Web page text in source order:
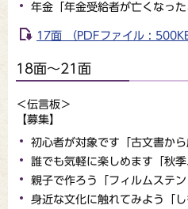
年金「年金受給者が亡くなっ
17面 （PDFファイル : 500KB
18面～21面
＜伝言板＞
【募集】
初心者が対象です「古文書から
誰でも気軽に楽しめます「秋季
親子で作ろう「フィルムステン
身近な文化に触れてみよう「